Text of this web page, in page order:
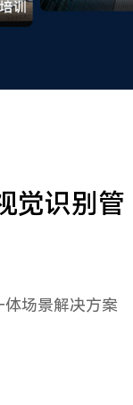
觉识别管
场景解决方案